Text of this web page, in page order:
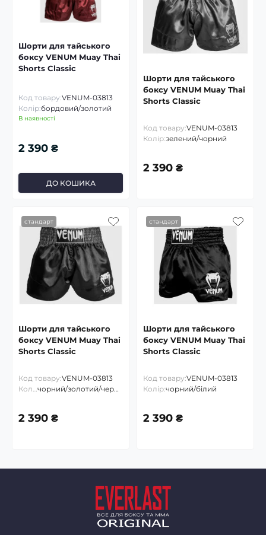
Шорти для тайського
боксу VENUM Muay Thai
Shorts Classic
Код товару:VENUM-03813
Колір:бордовий/золотий
В наявності
2 390 ₴
ДО КОШИКА
Шорти для тайського
боксу VENUM Muay Thai
Shorts Classic
Код товару:VENUM-03813
Колір:зелений/чорний
2 390 ₴
стандарт
Шорти для тайського
боксу VENUM Muay Thai
Shorts Classic
Код товару:VENUM-03813
Колір:
чорний/золотий/червоний
2 390 ₴
стандарт
Шорти для тайського
боксу VENUM Muay Thai
Shorts Classic
Код товару:VENUM-03813
Колір:чорний/білий
2 390 ₴